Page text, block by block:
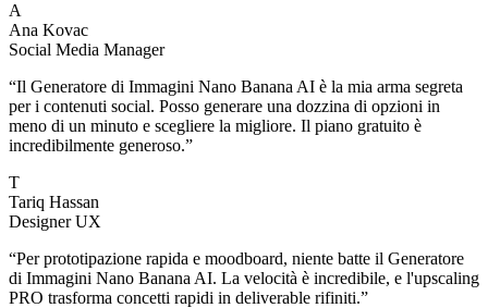
A
Ana Kovac
Social Media Manager
“Il Generatore di Immagini Nano Banana AI è la mia arma segreta
per i contenuti social. Posso generare una dozzina di opzioni in
meno di un minuto e scegliere la migliore. Il piano gratuito è
incredibilmente generoso.”
T
Tariq Hassan
Designer UX
“Per prototipazione rapida e moodboard, niente batte il Generatore
di Immagini Nano Banana AI. La velocità è incredibile, e l'upscaling
PRO trasforma concetti rapidi in deliverable rifiniti.”